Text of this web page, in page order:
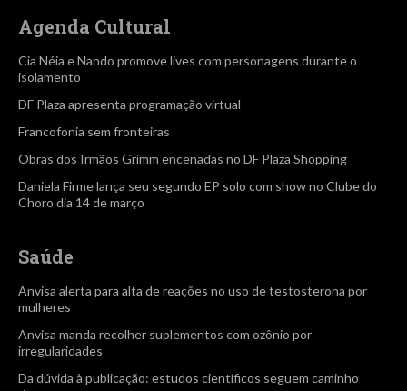
Agenda Cultural
Cia Néia e Nando promove lives com personagens durante o
isolamento
DF Plaza apresenta programação virtual
Francofonia sem fronteiras
Obras dos Irmãos Grimm encenadas no DF Plaza Shopping
Daniela Firme lança seu segundo EP solo com show no Clube do
Choro dia 14 de março
Saúde
Anvisa alerta para alta de reações no uso de testosterona por
mulheres
Anvisa manda recolher suplementos com ozônio por
irregularidades
Da dúvida à publicação: estudos científicos seguem caminho